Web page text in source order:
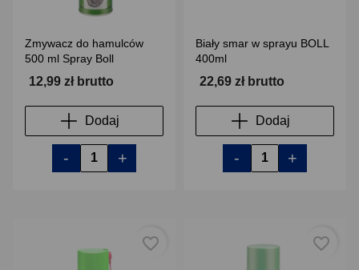
Zmywacz do hamulców
500 ml Spray Boll
12,99 zł brutto
Dodaj
- +
Biały smar w sprayu BOLL
400ml
22,69 zł brutto
Dodaj
- +
favorite_border favorite_border